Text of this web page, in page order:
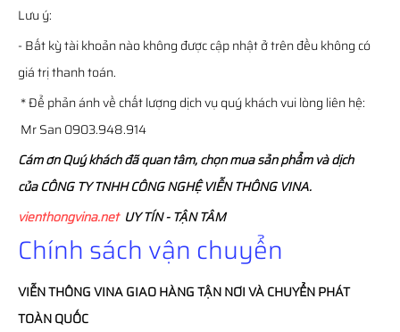
Lưu ý:
- Bất kỳ tài khoản nào không được cập nhật ở trên đều không có
giá trị thanh toán.
* Để phản ánh về chất lượng dịch vụ quý khách vui lòng liên hệ:
Mr San 0903.948.914
Cám ơn Quý khách đã quan tâm, chọn mua sản phẩm và dịch
của CÔNG TY TNHH CÔNG NGHỆ VIỄN THÔNG VINA.
vienthongvina.netUY TÍN - TẬN TÂM
Chính sách vận chuyển
VIỄN THÔNGVINAGIAO HÀNG TẬN NƠI VÀ CHUYỂN PHÁT
TOÀN QUỐC